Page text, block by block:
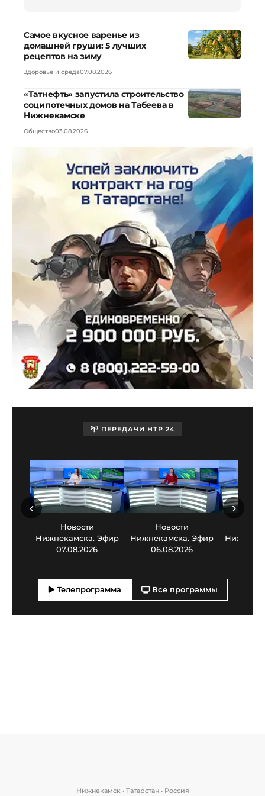
Самое вкусное варенье из
домашней груши: 5 лучших
рецептов на зиму
Здоровье и среда07.08.2026
«Татнефть» запустила строительство
соципотечных домов на Табеева в
Нижнекамске
Общество03.08.2026
ПЕРЕДАЧИ НТР 24
Новости
Нижнекамска. Эфир
07.08.2026
Новости
Нижнекамска. Эфир
06.08.2026
‹ ›
Телепрограмма Все программы
Нижнекамск • Татарстан • Россия